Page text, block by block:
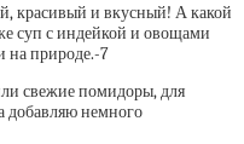
свежие помидоры, для
добавляю немного